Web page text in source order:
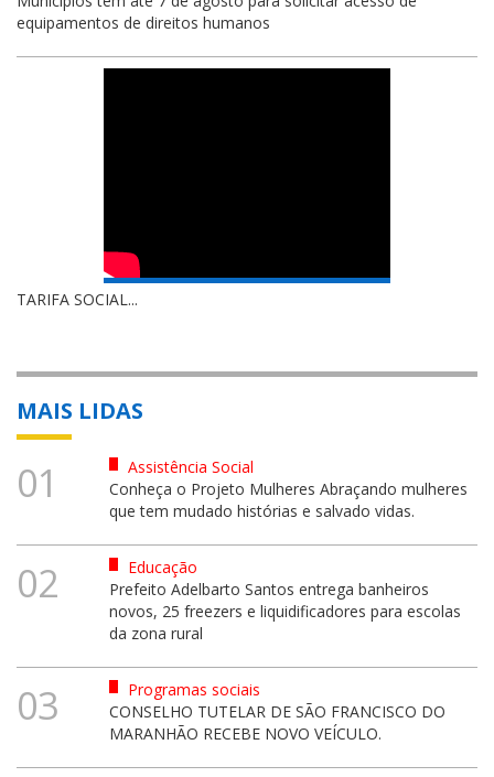
equipamentos de direitos humanos
TARIFA SOCIAL...
MAIS LIDAS
01
Assistência Social
Conheça o Projeto Mulheres Abraçando mulheres
que tem mudado histórias e salvado vidas.
02
Educação
Prefeito Adelbarto Santos entrega banheiros
novos, 25 freezers e liquidificadores para escolas
da zona rural
03
Programas sociais
CONSELHO TUTELAR DE SÃO FRANCISCO DO
MARANHÃO RECEBE NOVO VEÍCULO.